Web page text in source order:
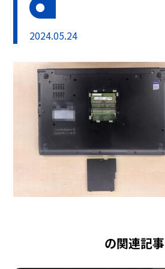
2024.05.24
の関連記事